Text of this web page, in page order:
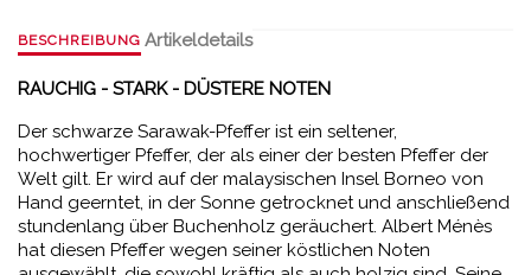
BESCHREIBUNG Artikeldetails
RAUCHIG - STARK - DÜSTERE NOTEN
Der schwarze Sarawak-Pfeffer ist ein seltener,
hochwertiger Pfeffer, der als einer der besten Pfeffer der
Welt gilt. Er wird auf der malaysischen Insel Borneo von
Hand geerntet, in der Sonne getrocknet und anschließend
stundenlang über Buchenholz geräuchert. Albert Ménès
hat diesen Pfeffer wegen seiner köstlichen Noten